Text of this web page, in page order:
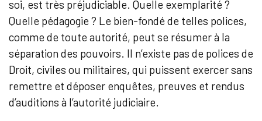
soi, est très préjudiciable. Quelle exemplarité ?
Quelle pédagogie ? Le bien-fondé de telles polices,
comme de toute autorité, peut se résumer à la
séparation des pouvoirs. Il n’existe pas de polices de
Droit, civiles ou militaires, qui puissent exercer sans
remettre et déposer enquêtes, preuves et rendus
d’auditions à l’autorité judiciaire.